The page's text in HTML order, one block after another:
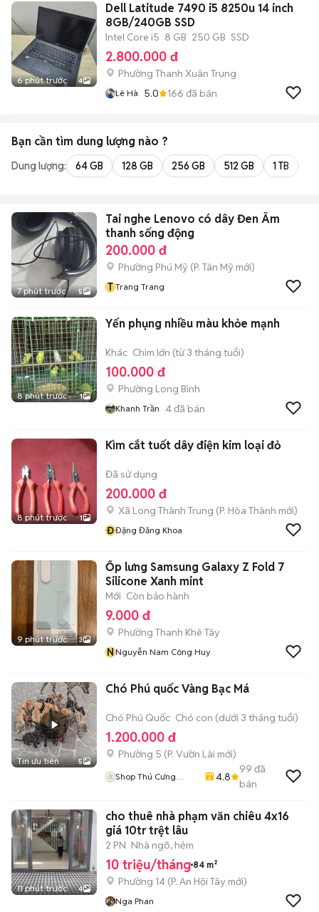
6 phút trước 4
Dell Latitude 7490 i5 8250u 14 inch
8GB/240GB SSD
Intel Core i5 8 GB 250 GB SSD
2.800.000 đ
Phường Thanh Xuân Trung
Lê Hà 5.0 166 đã bán
Bạn cần tìm dung lượng nào ?
Dung lượng: 64 GB 128 GB 256 GB 512 GB 1 TB
7 phút trước 5
Tai nghe Lenovo có dây Đen Âm
thanh sống động
200.000 đ
Phường Phú Mỹ (P. Tân Mỹ mới)
T Trang Trang
8 phút trước 1
Yến phụng nhiều màu khỏe mạnh
Khác Chim lớn (từ 3 tháng tuổi)
100.000 đ
Phường Long Bình
Khanh Trần 4đã bán
8 phút trước 1
Kìm cắt tuốt dây điện kim loại đỏ
Đã sử dụng
200.000 đ
Xã Long Thành Trung (P. Hòa Thành mới)
ĐĐặng Đăng Khoa
9 phút trước 3
Ốp lưng Samsung Galaxy Z Fold 7
Silicone Xanh mint
Mới Còn bảo hành
9.000 đ
Phường Thanh Khê Tây
NNguyễn Nam Công Huy
Tin ưu tiên 5
Chó Phú quốc Vàng Bạc Má
Chó Phú Quốc Chó con (dưới 3 tháng tuổi)
1.200.000 đ
Phường 5 (P. Vườn Lài mới)
Shop Thú Cưng
4.8
99 đã
bán
11 phút trước 4
cho thuê nhà phạm văn chiêu 4x16
giá 10tr trệt lâu
2 PN Nhà ngõ, hẻm
10 triệu/tháng 84 m²
Phường 14 (P. An Hội Tây mới)
Nga Phan